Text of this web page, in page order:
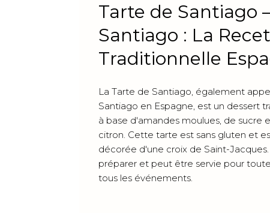
Tarte de Santiago
Santiago : La
Traditionnelle
La Tarte de Santiago, également
Santiago en Espagne, est un dessert
à base d'amandes moulues, de sucre
citron. Cette tarte est sans gluten et
décorée d'une croix de Saint-
préparer et peut être servie pour
tous les événements.